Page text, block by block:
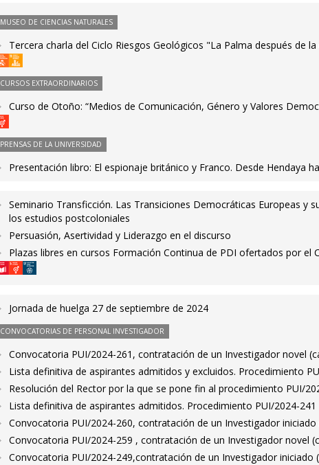
MUSEO DE CIENCIAS NATURALES
Tercera charla del Ciclo Riesgos Geológicos "La Palma después de
CURSOS EXTRAORDINARIOS
Curso de Otoño: “Medios de Comunicación, Género y Valores
PRENSAS DE LA UNIVERSIDAD
Presentación libro: El espionaje británico y Franco. Desde Hendaya
Seminario Transficción. Las Transiciones Democráticas Europeas y
los estudios postcoloniales
Persuasión, Asertividad y Liderazgo en el discurso
Plazas libres en cursos Formación Continua de PDI ofertados por el
Jornada de huelga 27 de septiembre de 2024
CONVOCATORIAS DE PERSONAL INVESTIGADOR
Convocatoria PUI/2024-261, contratación de un Investigador novel
Lista definitiva de aspirantes admitidos y excluidos. Procedimiento
Resolución del Rector por la que se pone fin al procedimiento PUI/
Lista definitiva de aspirantes admitidos. Procedimiento PUI/2024-241
Convocatoria PUI/2024-260, contratación de un Investigador
Convocatoria PUI/2024-259 , contratación de un Investigador novel
Convocatoria PUI/2024-249,contratación de un Investigador iniciado